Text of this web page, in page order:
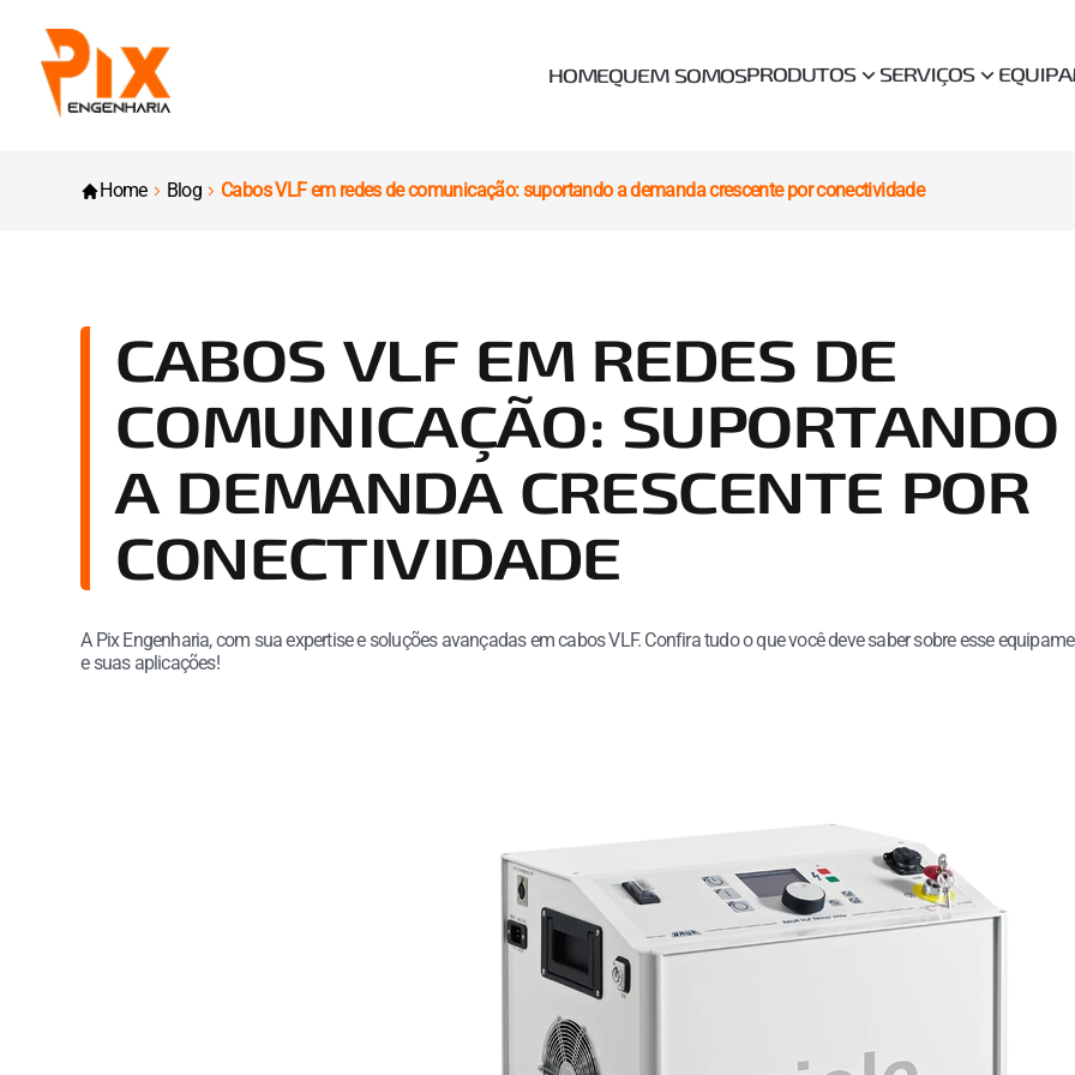
HOMEQUEM SOMOSPRODUTOS SERVIÇOS
Home Blog Cabos VLF em redes de comunicação: suportando a demanda crescente por conectividade
CABOS VLF EM REDES DE
COMUNICAÇÃO: SUPORTANDO
A DEMANDA CRESCENTE POR
CONECTIVIDADE
A Pix Engenharia, com sua expertise e soluções avançadas em cabos VLF. Confira tudo o que você deve saber sobre esse
e suas aplicações!